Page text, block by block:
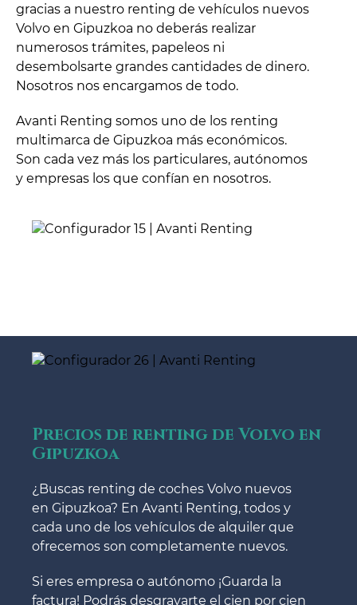
gracias a nuestro renting de vehículos nuevos
Volvo en Gipuzkoa no deberás realizar
numerosos trámites, papeleos ni
desembolsarte grandes cantidades de dinero.
Nosotros nos encargamos de todo.
Avanti Renting somos uno de los renting
multimarca de Gipuzkoa más económicos.
Son cada vez más los particulares, autónomos
y empresas los que confían en nosotros.
Precios de renting de Volvo en
Gipuzkoa
¿Buscas renting de coches Volvo nuevos
en Gipuzkoa? En Avanti Renting, todos y
cada uno de los vehículos de alquiler que
ofrecemos son completamente nuevos.
Si eres empresa o autónomo ¡Guarda la
factura! Podrás desgravarte el cien por cien